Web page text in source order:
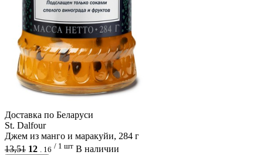
Доcтавка по Беларуси
St. Dalfour
Джем из манго и маракуйи, 284 г
13,51 12 . 16 / 1 шт В наличии